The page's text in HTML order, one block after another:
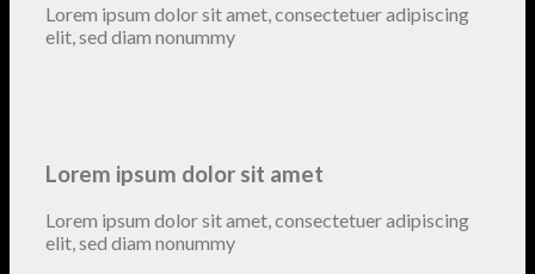
Lorem ipsum dolor sit amet, consectetuer adipiscing
elit, sed diam nonummy
Lorem ipsum dolor sit amet
Lorem ipsum dolor sit amet, consectetuer adipiscing
elit, sed diam nonummy